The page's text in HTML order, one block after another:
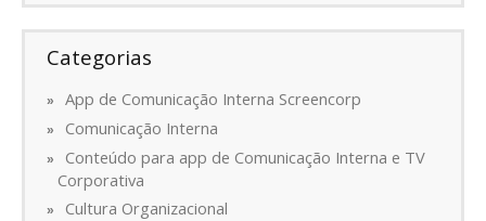
Categorias
App de Comunicação Interna Screencorp
Comunicação Interna
Conteúdo para app de Comunicação Interna e TV
Corporativa
Cultura Organizacional